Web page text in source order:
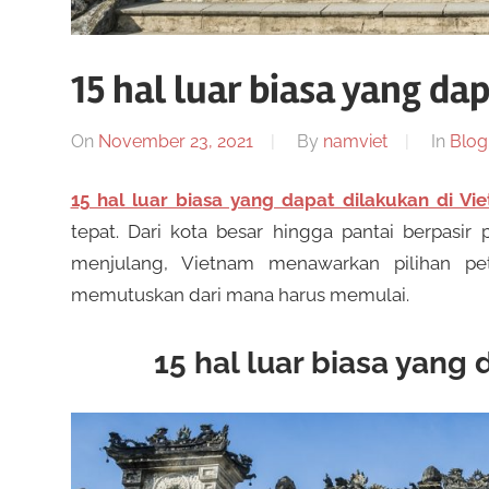
s
S
l
o
O
n
i
m
e
n
w
a
r
k
a
y
15 hal luar biasa yang
On November 23, 2021 By namviet In Blog
15 hal luar biasa yang dapat dilakukan di
tepat. Dari kota besar hingga pantai
menjulang, Vietnam menawarkan pilihan
memutuskan dari mana harus memulai.
15 hal luar biasa yang